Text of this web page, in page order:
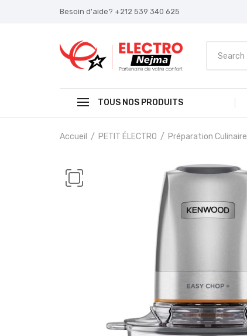
Besoin d'aide? +212 539 340 625
TOUS NOS PRODUITS
Accueil PETIT ÉLECTRO Préparation Culinaire